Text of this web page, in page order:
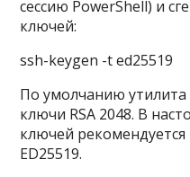
сессию PowerShell) и
ключей:
ssh-keygen -t ed25519
По умолчанию утилита
ключи RSA 2048. В
ключей
ED25519.